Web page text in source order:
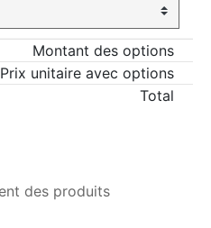
Montant des options
Prix unitaire avec options
Total